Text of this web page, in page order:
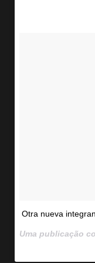
Otra nueva
Uma publicação